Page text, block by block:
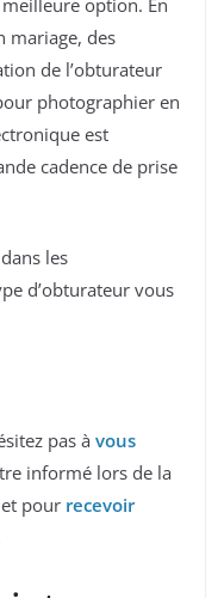
mariage, des
de l’obturateur
photographier en
est
cadence de prise
les
d’obturateur vous
pas à vous
informé lors de la
pour recevoir